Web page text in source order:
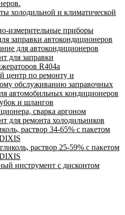
холодильной и климатической
измерительные приборы
заправки автокондиционеров
для автокондиционеров
для заправки
R404a
центр по ремонту и
обслуживанию заправочных
автомобильных кондиционеров
и шлангов
сварка аргоном
для ремонта холодильников
раствор 34-65% с пакетом
раствор 25-59% с пакетом
инструмент с дисконтом